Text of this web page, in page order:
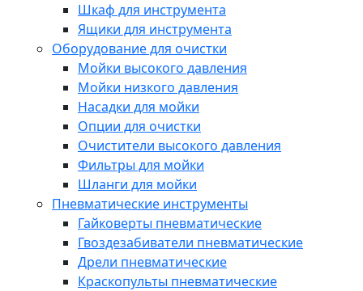
Шкаф для инструмента
Ящики для инструмента
Оборудование для очистки
Мойки высокого давления
Мойки низкого давления
Насадки для мойки
Опции для очистки
Очистители высокого давления
Фильтры для мойки
Шланги для мойки
Пневматические инструменты
Гайковерты пневматические
Гвоздезабиватели пневматические
Дрели пневматические
Краскопульты пневматические